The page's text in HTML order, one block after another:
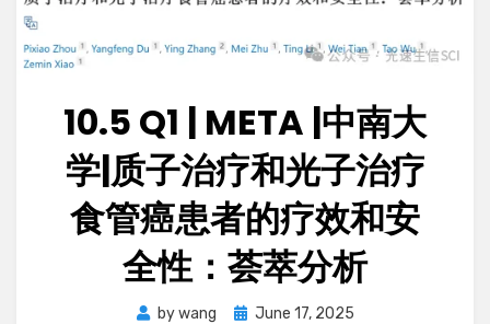
10.5 Q1 | META |中南大
学|质子治疗和光子治疗
食管癌患者的疗效和安
全性：荟萃分析
bywang
Posted
June 17, 2025